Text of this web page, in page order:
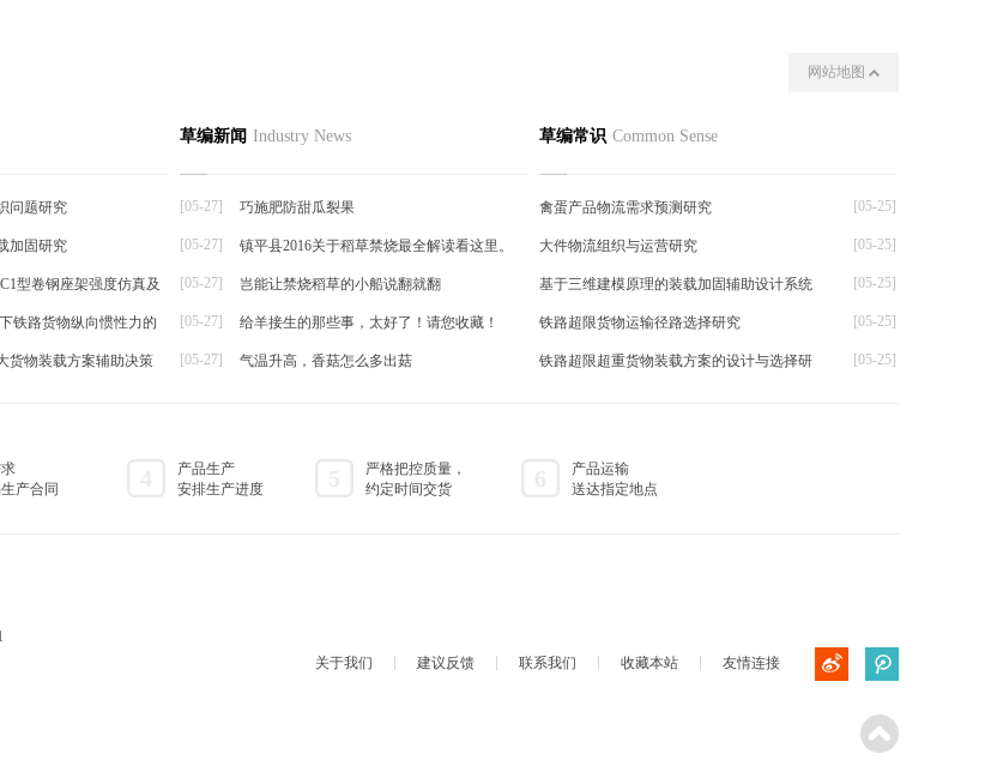
栽培香菜，宜选用耐
网站地图
问题研究
加固研究
型卷钢座架强度仿真及
铁路货物纵向惯性力的
货物装载方案辅助决策
草编新闻 Industry News
[05-27] 巧施肥防甜瓜裂果
[05-27] 镇平县2016关于稻草禁烧最全解读看这里。
[05-27] 岂能让禁烧稻草的小船说翻就翻
[05-27] 给羊接生的那些事，太好了！请您收藏！
[05-27] 气温升高，香菇怎么多出菇
草编常识 Common Sense
[05-25]
禽蛋产品物流需求预测研究
[05-25]
大件物流组织与运营研究
[05-25]
基于三维建模原理的装载加固辅助设计系统
[05-25]
铁路超限货物运输径路选择研究
[05-25]
铁路超限超重货物装载方案的设计与选择研
产合同
产品生产
安排生产进度
严格把控质量，
约定时间交货
产品运输
送达指定地点
关于我们
建议反馈 联系我们 收藏本站 友情连接